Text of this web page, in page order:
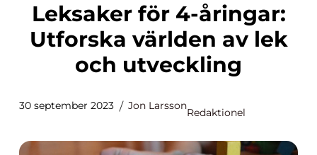
Leksaker för 4-åringar:
Utforska världen av lek
och utveckling
30 september 2023 Jon Larsson
Redaktionel